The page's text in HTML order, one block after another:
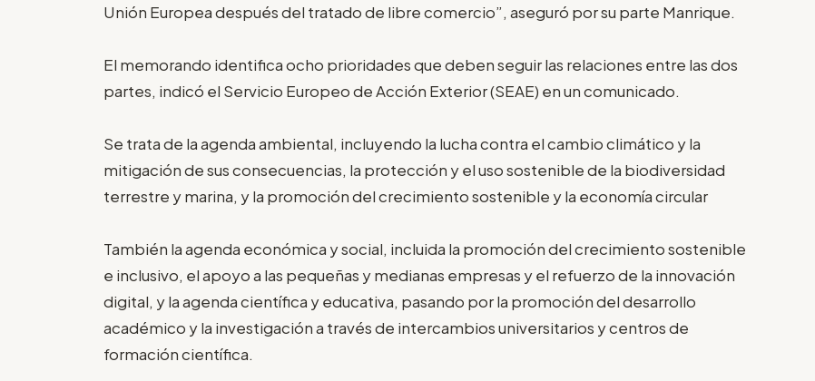
Unión Europea después del tratado de libre comercio”, aseguró por su parte Manrique.
El memorando identifica ocho prioridades que deben seguir las relaciones entre las dos
partes, indicó el Servicio Europeo de Acción Exterior (SEAE) en un comunicado.
Se trata de la agenda ambiental, incluyendo la lucha contra el cambio climático y la
mitigación de sus consecuencias, la protección y el uso sostenible de la biodiversidad
terrestre y marina, y la promoción del crecimiento sostenible y la economía circular
También la agenda económica y social, incluida la promoción del crecimiento sostenible
e inclusivo, el apoyo a las pequeñas y medianas empresas y el refuerzo de la innovación
digital, y la agenda científica y educativa, pasando por la promoción del desarrollo
académico y la investigación a través de intercambios universitarios y centros de
formación científica.